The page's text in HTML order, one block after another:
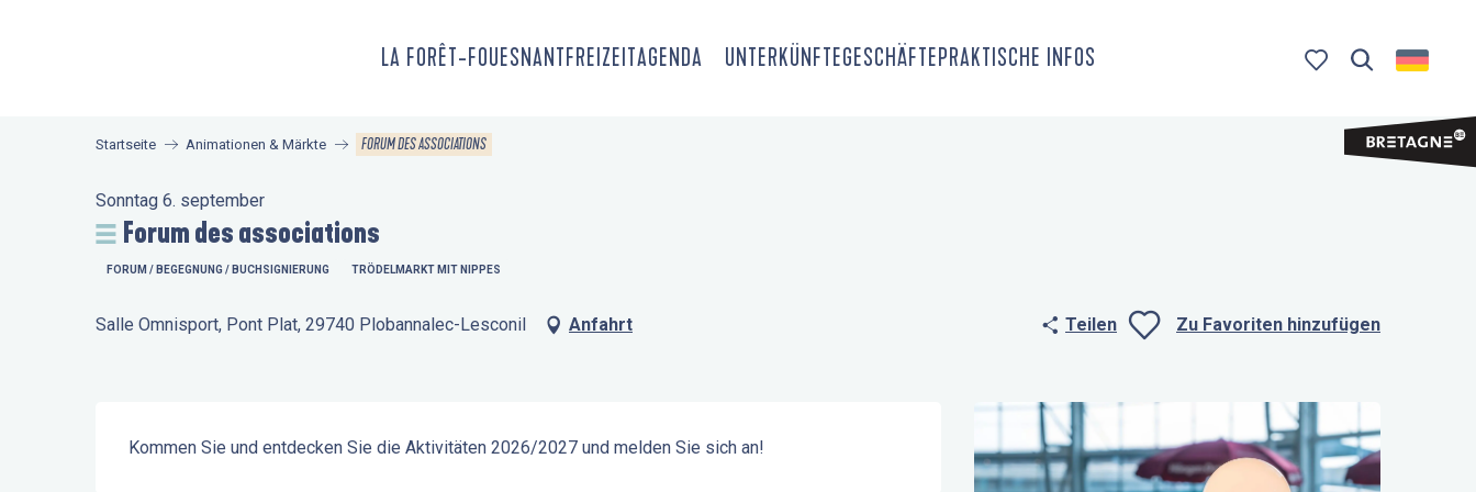
LA FORÊT-FOUESNANTFREIZEITAGENDA UNTERKÜNFTEGESCHÄFTEPRAKTISCHE INFOS
Startseite Animationen & Märkte FORUM DES ASSOCIATIONS
Sonntag 6. september
Forum des associations
FORUM / BEGEGNUNG / BUCHSIGNIERUNG TRÖDELMARKT MIT NIPPES
Salle Omnisport, Pont Plat, 29740 Plobannalec-Lesconil Anfahrt Teilen Zu Favoriten hinzufügen
Beschreibung
Kommen Sie und entdecken Sie die Aktivitäten 2026/2027 und melden Sie sich an!